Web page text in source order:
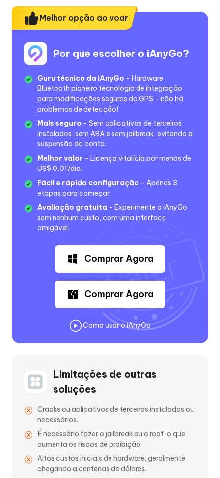
Melhor opção ao voar
Por que escolher o iAnyGo?
Guru técnico da iAnyGo - Hardware
Bluetooth pioneiro tecnologia de integração
para modificações seguras do GPS - não há
problemas de detecção!
Mais seguro - Sem aplicativos de terceiros
instalados, sem ABA e sem jailbreak, evitando a
suspensão da conta.
Melhor valor - Licença vitalícia por menos de
US$ 0,01/dia.
Fácil e rápida configuração - Apenas 3
etapas para começar.
Avaliação gratuita - Experimente o iAnyGo
sem nenhum custo, com uma interface
amigável.
Comprar Agora
Comprar Agora
Como usar o iAnyGo
Limitações de outras
soluções
Cracks ou aplicativos de terceiros instalados ou
necessários.
É necessário fazer o jailbreak ou o root, o que
aumenta os riscos de proibição.
Altos custos iniciais de hardware, geralmente
chegando a centenas de dólares.